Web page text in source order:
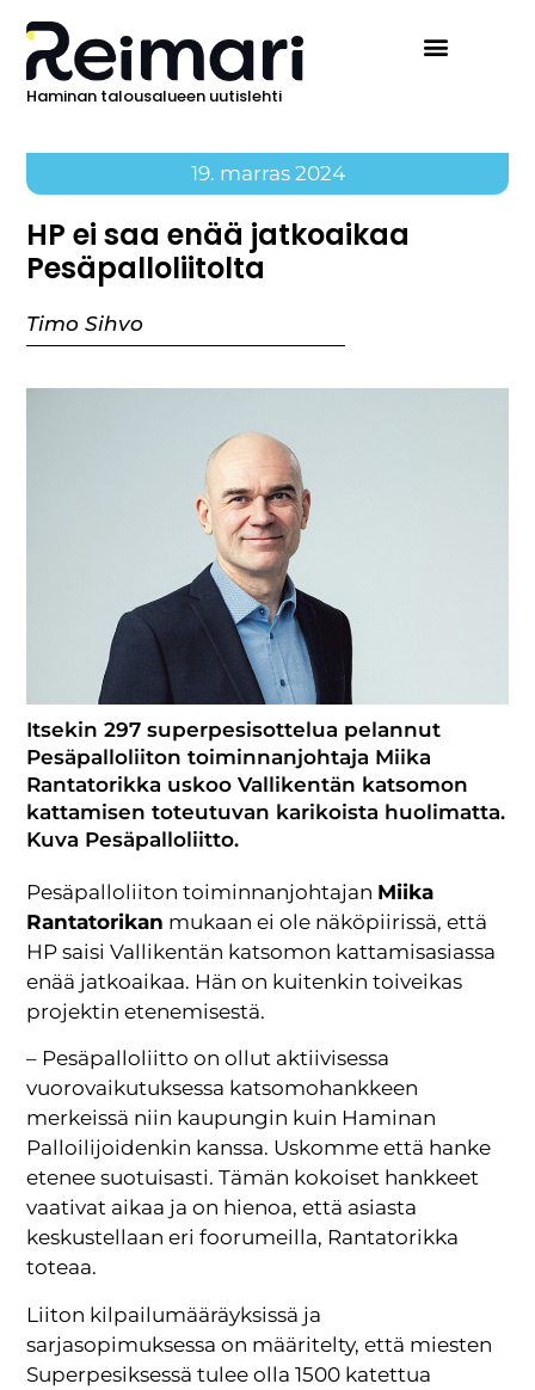
Haminan talousalueen uutislehti
19. marras 2024
HP ei saa enää jatkoaikaa
Pesäpalloliitolta
Timo Sihvo
Itsekin 297 superpesisottelua pelannut
Pesäpalloliiton toiminnanjohtaja Miika
Rantatorikka uskoo Vallikentän katsomon
kattamisen toteutuvan karikoista huolimatta.
Kuva Pesäpalloliitto.
Pesäpalloliiton toiminnanjohtajan Miika
Rantatorikan mukaan ei ole näköpiirissä, että
HP saisi Vallikentän katsomon kattamisasiassa
enää jatkoaikaa. Hän on kuitenkin toiveikas
projektin etenemisestä.
– Pesäpalloliitto on ollut aktiivisessa
vuorovaikutuksessa katsomohankkeen
merkeissä niin kaupungin kuin Haminan
Palloilijoidenkin kanssa. Uskomme että hanke
etenee suotuisasti. Tämän kokoiset hankkeet
vaativat aikaa ja on hienoa, että asiasta
keskustellaan eri foorumeilla, Rantatorikka
toteaa.
Liiton kilpailumääräyksissä ja
sarjasopimuksessa on määritelty, että miesten
Superpesiksessä tulee olla 1500 katettua